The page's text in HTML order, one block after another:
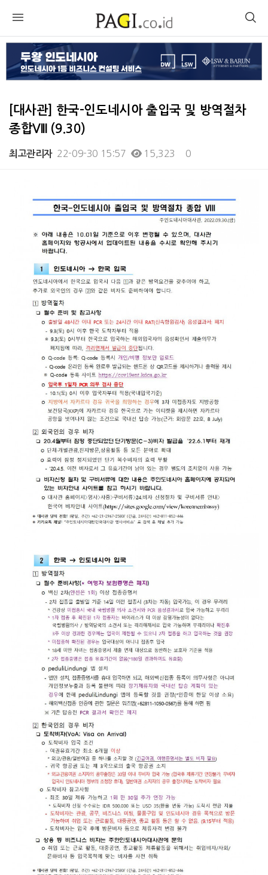
[대사관] 한국-인도네시아 출입국 및 방역절차
종합VIII (9.30)
최고관리자 22-09-30 15:57 15,323 0